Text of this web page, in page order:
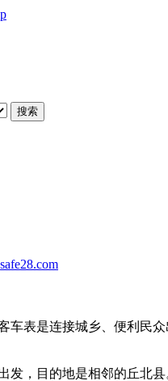
搜索
safe28.com
车表是连接城乡、便利民
发，目的地是相邻的丘北